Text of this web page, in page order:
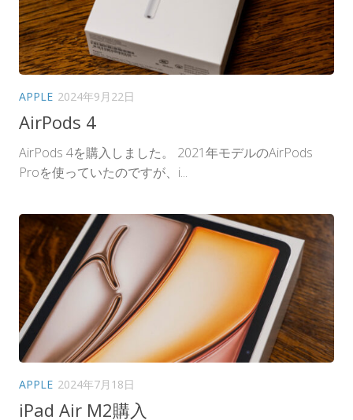
APPLE 2024年9月22日
AirPods 4
AirPods 4を購入しました。 2021年モデルのAirPods
Proを使っていたのですが、i...
APPLE 2024年7月18日
iPad Air M2購入